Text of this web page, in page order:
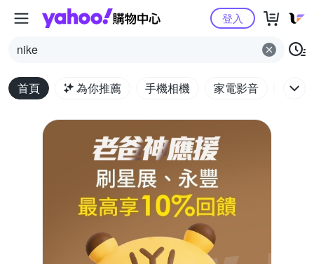
Yahoo購物中心
nike
登入
首頁 為你推薦 手機相機 家電影音 電腦